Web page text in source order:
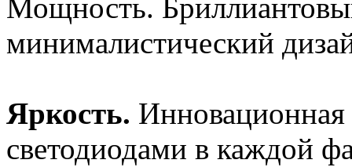
Мощность.
минималистический
Яркость.
светодиодами в каждой